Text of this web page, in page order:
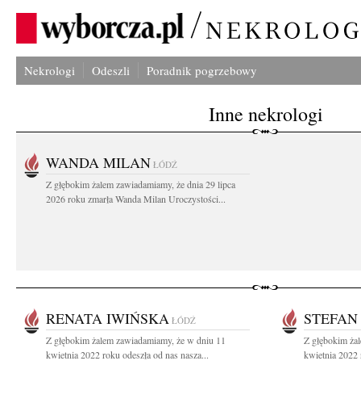
Nekrologi Odeszli Poradnik pogrzebowy
Inne nekrologi
WANDA MILAN ŁÓDŹ
Z głębokim żalem zawiadamiamy, że dnia 29 lipca
2026 roku zmarła Wanda Milan Uroczystości...
RENATA IWIŃSKA ŁÓDŹ
Z głębokim żalem zawiadamiamy, że w dniu 11
kwietnia 2022 roku odeszła od nas nasza...
Z głębokim
kwietnia 2022